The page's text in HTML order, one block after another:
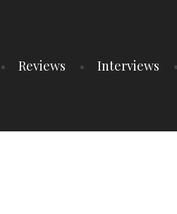
Reviews Interviews